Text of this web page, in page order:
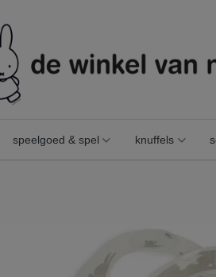
speelgoed & spel knuffels
slab waterproof miffy&snuffy olive green (2pack)